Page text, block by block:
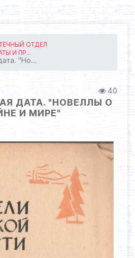
ОТДЕЛ
И ПР...
"Но...
40
ДАТА. "НОВЕЛЛЫ О
И МИРЕ"